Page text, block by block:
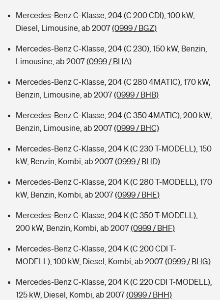
Mercedes-Benz C-Klasse, 204 (C 200 CDI), 100 kW,
Diesel, Limousine, ab 2007(0999 / BGZ)
Mercedes-Benz C-Klasse, 204 (C 230), 150 kW, Benzin,
Limousine, ab 2007(0999 / BHA)
Mercedes-Benz C-Klasse, 204 (C 280 4MATIC), 170 kW,
Benzin, Limousine, ab 2007(0999 / BHB)
Mercedes-Benz C-Klasse, 204 (C 350 4MATIC), 200 kW,
Benzin, Limousine, ab 2007(0999 / BHC)
Mercedes-Benz C-Klasse, 204 K (C 230 T-MODELL), 150
kW, Benzin, Kombi, ab 2007(0999 / BHD)
Mercedes-Benz C-Klasse, 204 K (C 280 T-MODELL), 170
kW, Benzin, Kombi, ab 2007(0999 / BHE)
Mercedes-Benz C-Klasse, 204 K (C 350 T-MODELL),
200 kW, Benzin, Kombi, ab 2007(0999 / BHF)
Mercedes-Benz C-Klasse, 204 K (C 200 CDI T-
MODELL), 100 kW, Diesel, Kombi, ab 2007(0999 / BHG)
Mercedes-Benz C-Klasse, 204 K (C 220 CDI T-MODELL),
125 kW, Diesel, Kombi, ab 2007(0999 / BHH)